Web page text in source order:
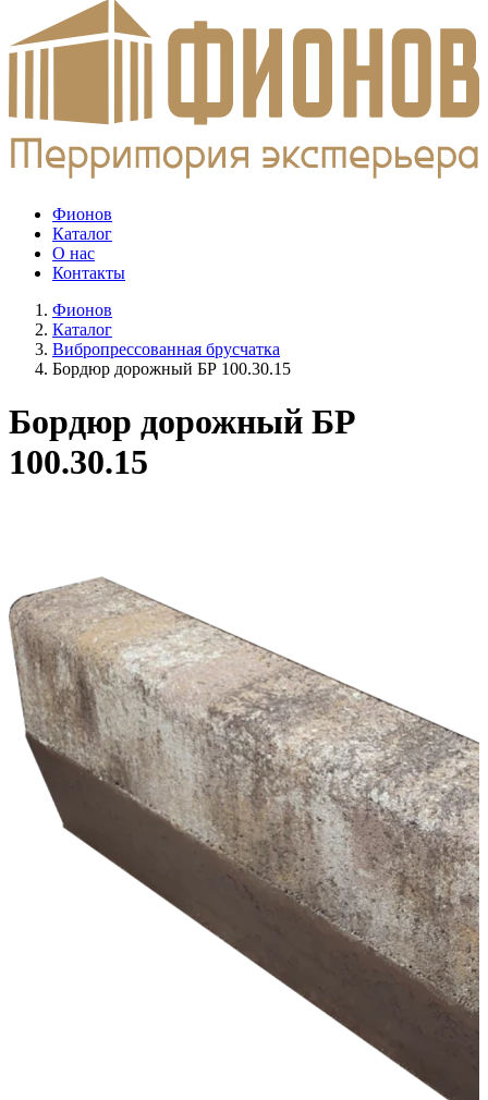
Фионов
Каталог
О нас
Контакты
Фионов
Каталог
Вибропрессованная брусчатка
Бордюр дорожный БР 100.30.15
Бордюр дорожный БР
100.30.15